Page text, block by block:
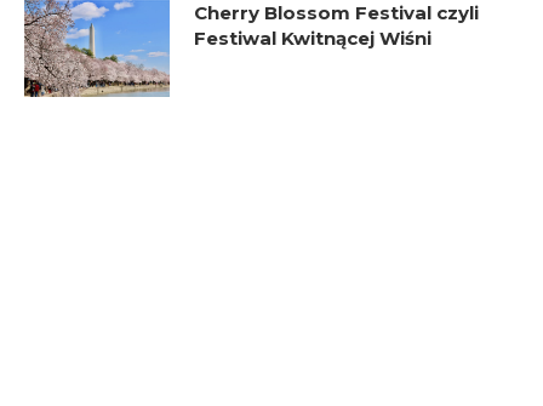
Cherry Blossom Festival czyli
Festiwal Kwitnącej Wiśni